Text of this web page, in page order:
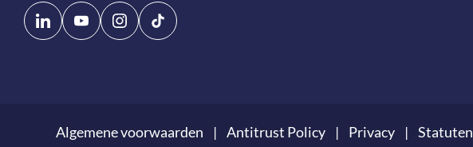
Volg
ons
Volg
ons
Algemene voorwaarden Antitrust Policy Privacy Statuten